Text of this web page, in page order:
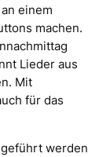
einem
machen.
Lieder aus
Mit
für das
werden